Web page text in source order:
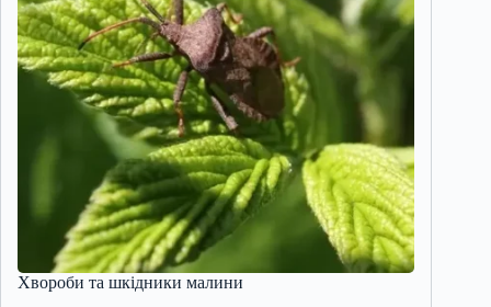
Хвороби та шкідники малини